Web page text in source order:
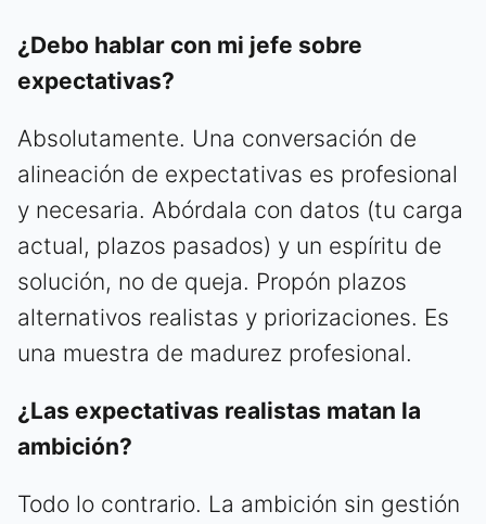
¿Debo hablar con mi jefe sobre
expectativas?
Absolutamente. Una conversación de
alineación de expectativas es profesional
y necesaria. Abórdala con datos (tu carga
actual, plazos pasados) y un espíritu de
solución, no de queja. Propón plazos
alternativos realistas y priorizaciones. Es
una muestra de madurez profesional.
¿Las expectativas realistas matan la
ambición?
Todo lo contrario. La ambición sin gestión